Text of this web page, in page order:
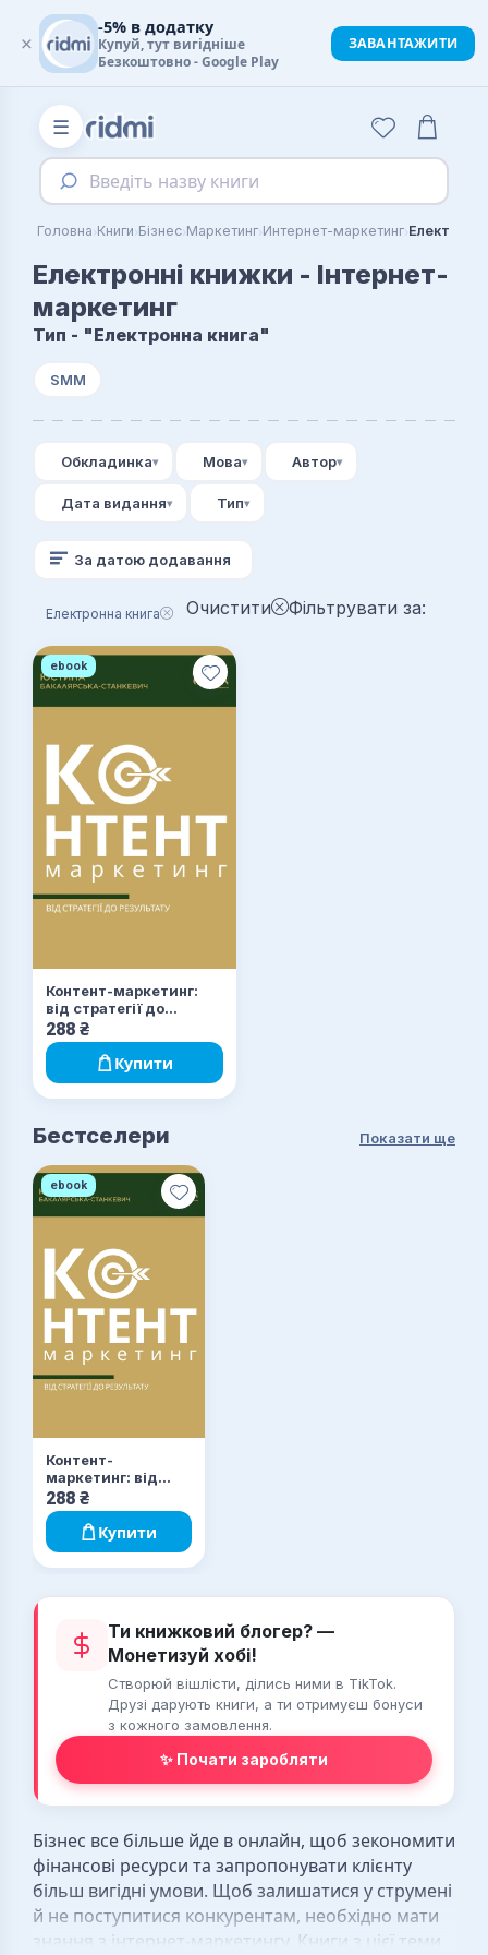
☰
Введіть назву книги
Головна›Книги›Бізнес›Маркетинг›Интернет-маркетинг›
Електронні книжки - Інтернет-
маркетинг
Тип - "Електронна книга"
SMM
Обкладинка Мова Автор
Дата видання Тип
За датою додавання
Електронна книга Очистити Фільтрувати за:
ebook
Контент-маркетинг:
від стратегії до
результату
288 ₴
Купити
Бестселери Показати ще
ebook
Контент-
маркетинг: від
стратегії до
результату
288 ₴
Купити
Ти книжковий блогер? —
Монетизуй хобі!
Створюй вішлісти, ділись ними в TikTok.
Друзі дарують книги, а ти отримуєш бонуси
з кожного замовлення.
✨ Почати заробляти
Бізнес все більше йде в онлайн, щоб зекономити
фінансові ресурси та запропонувати клієнту
більш вигідні умови. Щоб залишатися у струмені
й не поступитися конкурентам, необхідно мати
знання з інтернет-маркетингу. Книги з цієї теми
×
-5% в додатку
Купуй, тут вигідніше
Безкоштовно - Google Play
ЗАВАНТАЖИТИ